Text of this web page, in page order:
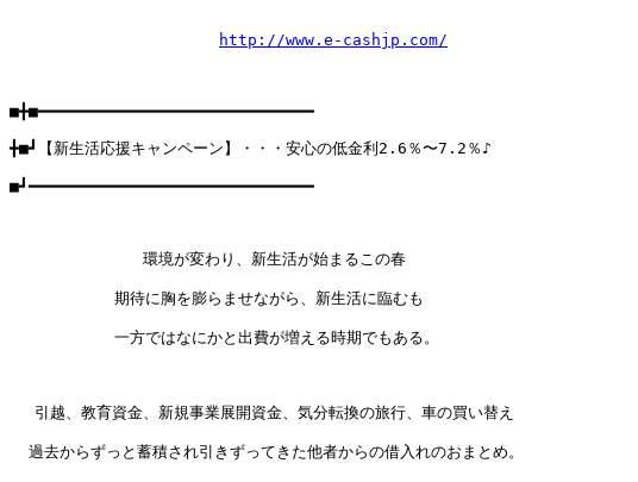
http://www.e-cashjp.com/
■╋■━━━━━━━━━━━━━━━━━━━━━━━━━━━━━
╋■┛【新生活応援キャンペーン】・・・安心の低金利2.6％〜7.2％♪
■┛━━━━━━━━━━━━━━━━━━━━━━━━━━━━━━
              環境が変わり、新生活が始まるこの春
           期待に胸を膨らませながら、新生活に臨むも
           一方ではなにかと出費が増える時期でもある。
引越、教育資金、新規事業展開資金、気分転換の旅行、車の買い替え
  過去からずっと蓄積され引きずってきた他者からの借入れのおまとめ。